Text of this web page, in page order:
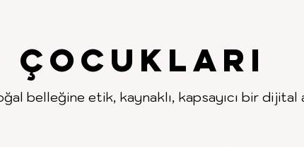
Çocukları
belleğine etik, kaynaklı, kapsayıcı bir dijital